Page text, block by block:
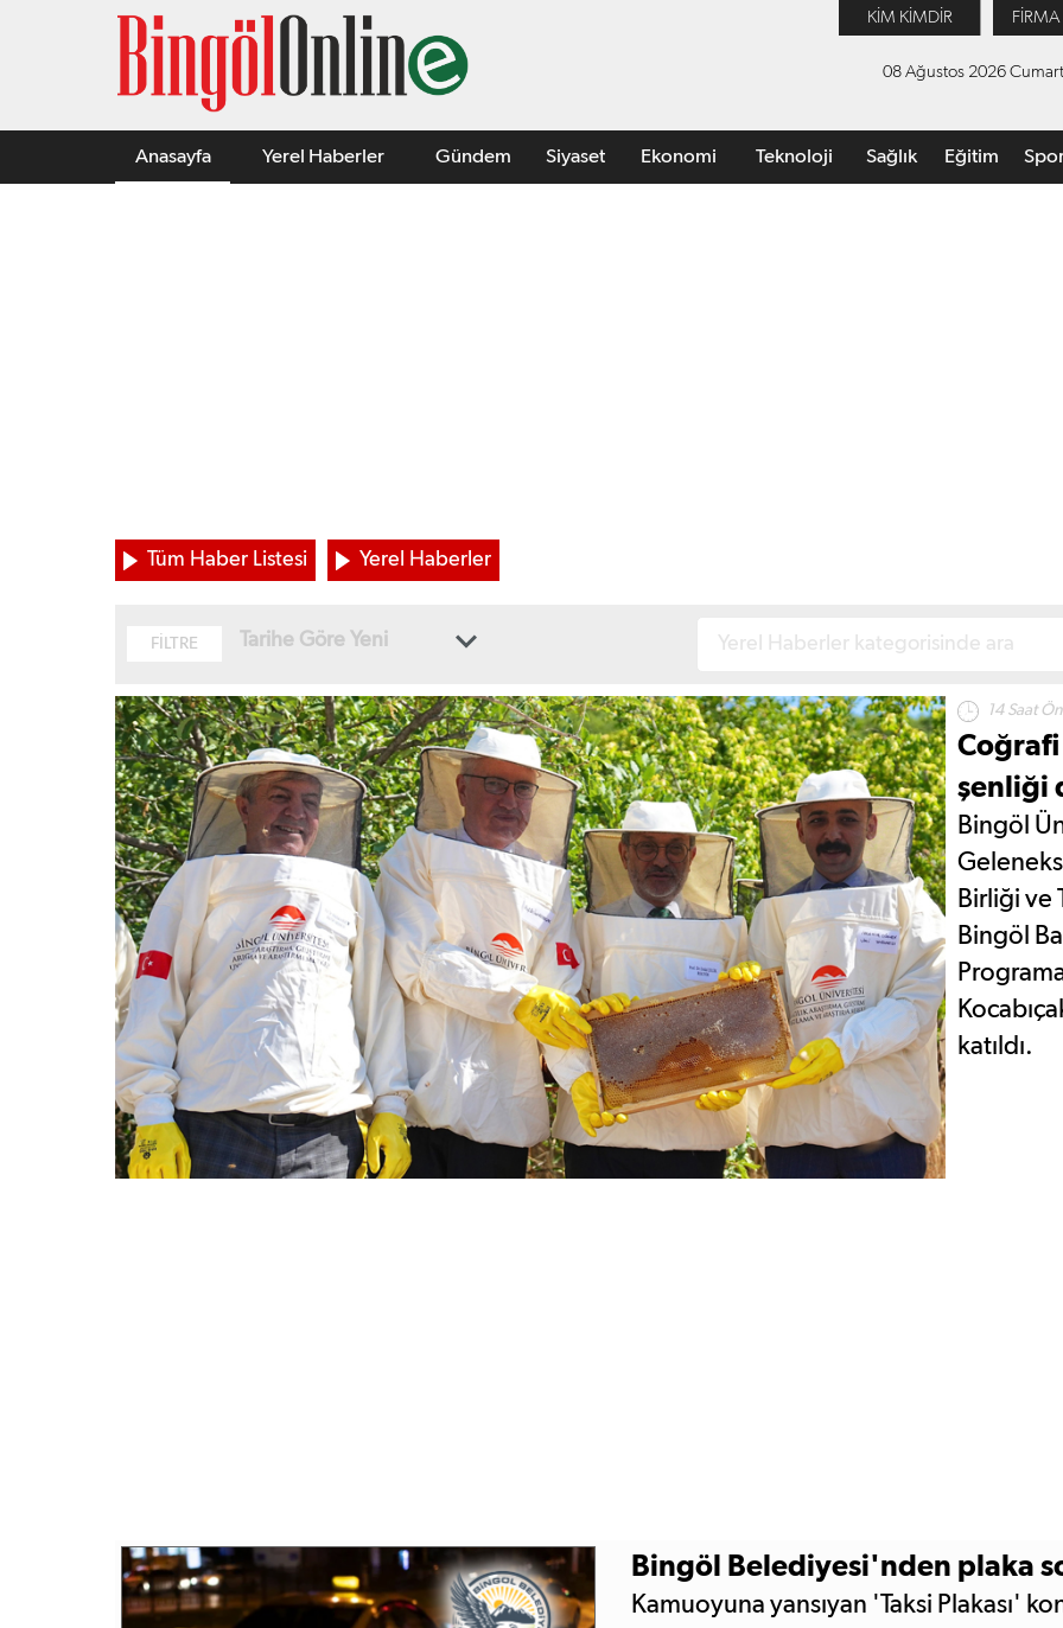
KİM KİMDİR FİRMA
08 Ağustos 2026
Anasayfa Yerel Haberler Gündem Siyaset Ekonomi Teknoloji Sağlık Eğitim
Tüm Haber Listesi Yerel Haberler
FİLTRE Tarihe Göre Yeni
14 Saat
Coğrafi
şenliği
Bingöl
Birliği ve
Bingöl
katıldı.
Bingöl Belediyesi'nden plaka
Kamuoyuna yansıyan 'Taksi Plakası'